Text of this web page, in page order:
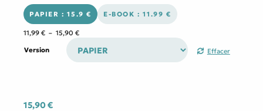
Mais elle ne se doute pas que cette sortie va lui réserver une suite
interminable d’aventures les unes aussi farfelues que les autres, qui
changeront sa perception de la vie à jamais.
PAPIER : 15.9 € E-BOOK : 11.99 €
11,99 € – 15,90 €Plage
de
prix :
à
Version Effacer
15,90€